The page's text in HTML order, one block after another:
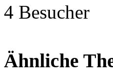
4 Besucher
Ähnliche